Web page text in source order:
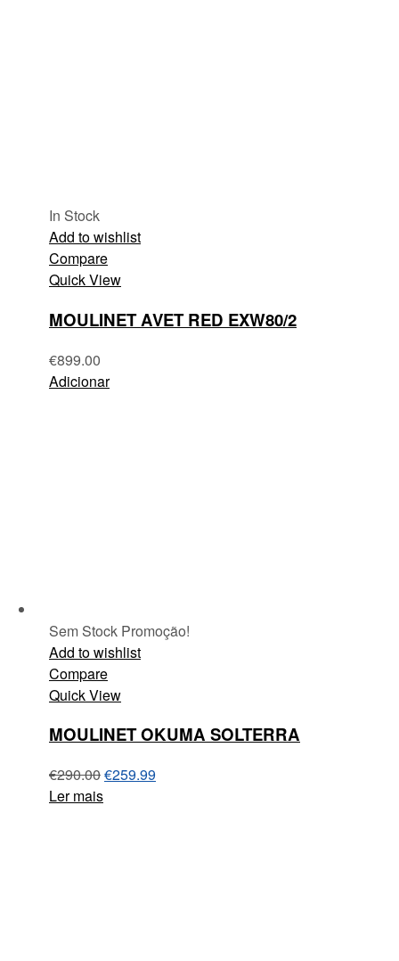
In Stock
Add to wishlist
Compare
Quick View
MOULINET AVET RED EXW80/2
€899.00
Adicionar
Sem Stock Promoção!
Add to wishlist
Compare
Quick View
MOULINET OKUMA SOLTERRA
€290.00€259.99
Ler mais